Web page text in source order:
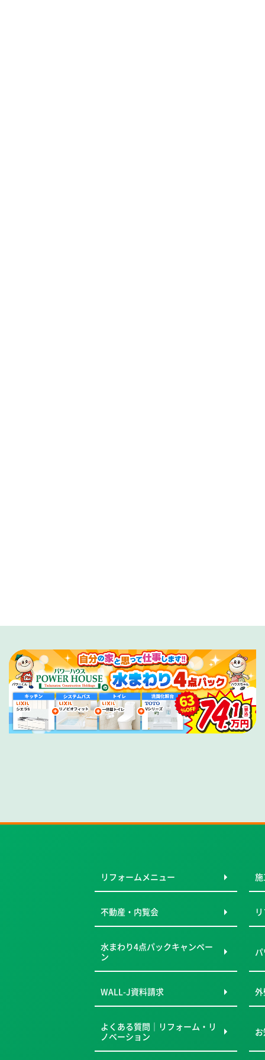
リフォームメニュー
不動産・内覧会
水まわり4点パックキャンペー
ン
WALL-J資料請求
よくある質問｜リフォーム・リ
ノベーション